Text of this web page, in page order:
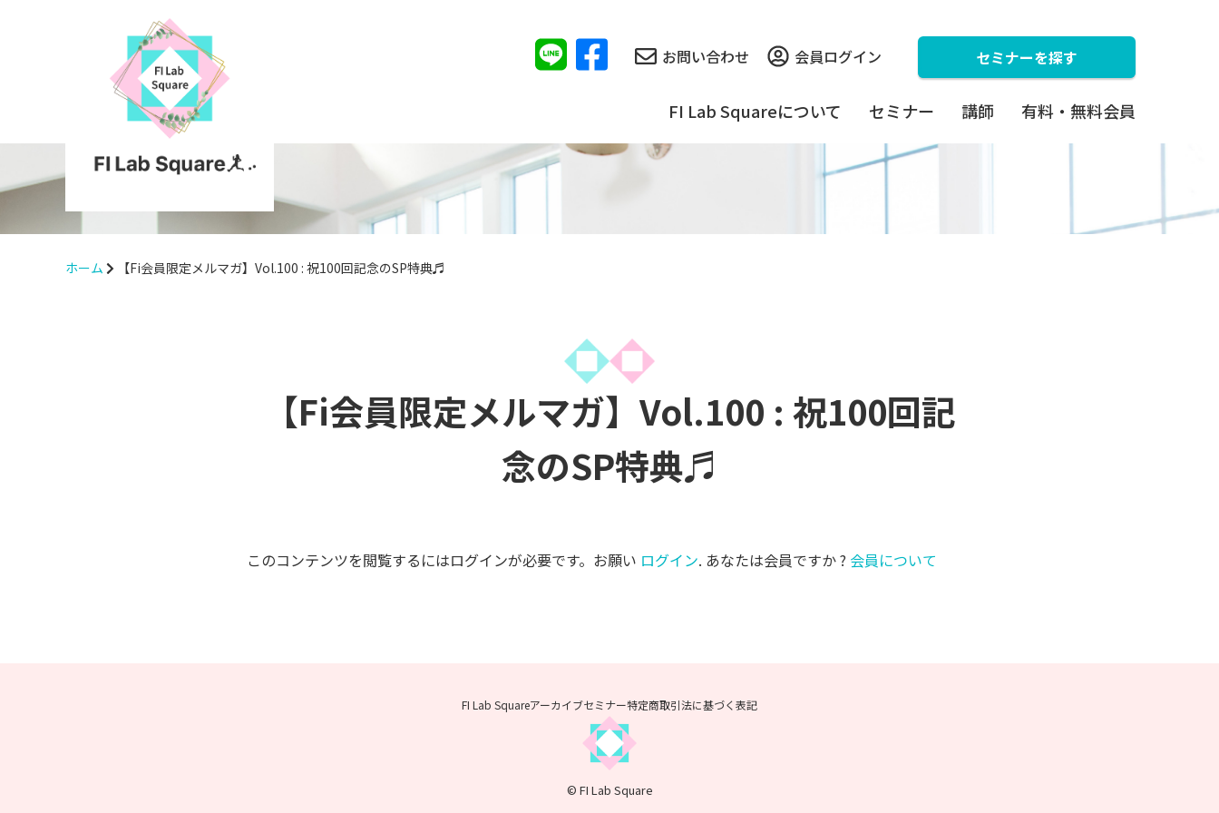
お問い合わせ 会員ログイン セミナーを探す
FI Lab Squareについて セミナー 講師 有料・無料会員
ホーム 【Fi会員限定メルマガ】Vol.100 : 祝100回記念のSP特典♬
【Fi会員限定メルマガ】Vol.100 : 祝100回記
念のSP特典♬
このコンテンツを閲覧するにはログインが必要です。お願い ログイン. あなたは会員ですか ? 会員について
FI Lab Squareアーカイブセミナー特定商取引法に基づく表記
© FI Lab Square